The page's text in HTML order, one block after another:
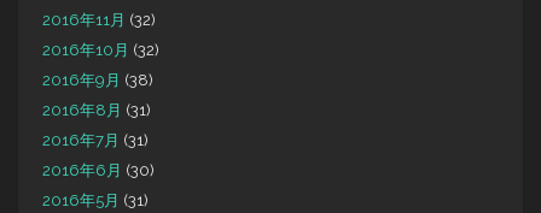
2016年11月 (32)
2016年10月 (32)
2016年9月 (38)
2016年8月 (31)
2016年7月 (31)
2016年6月 (30)
2016年5月 (31)